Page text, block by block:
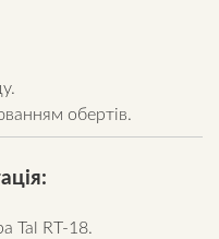
обертів.
Tal RT-18.